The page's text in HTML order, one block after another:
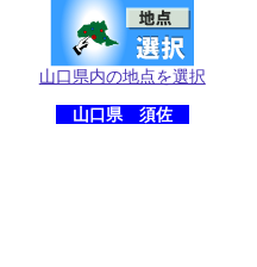
山口県内の地点を選択
山口県 須佐